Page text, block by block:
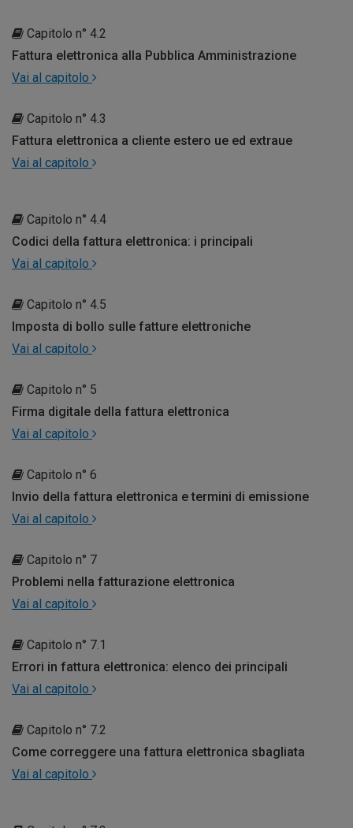
Capitolo n° 4.2
Fattura elettronica alla Pubblica Amministrazione
Vai al capitolo
Capitolo n° 4.3
Fattura elettronica a cliente estero ue ed extraue
Vai al capitolo
Capitolo n° 4.4
Codici della fattura elettronica: i principali
Vai al capitolo
Capitolo n° 4.5
Imposta di bollo sulle fatture elettroniche
Vai al capitolo
Capitolo n° 5
Firma digitale della fattura elettronica
Vai al capitolo
Capitolo n° 6
Invio della fattura elettronica e termini di emissione
Vai al capitolo
Capitolo n° 7
Problemi nella fatturazione elettronica
Vai al capitolo
Capitolo n° 7.1
Errori in fattura elettronica: elenco dei principali
Vai al capitolo
Capitolo n° 7.2
Come correggere una fattura elettronica sbagliata
Vai al capitolo